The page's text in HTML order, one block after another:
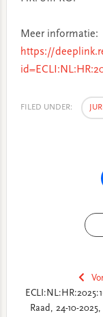
Meer informatie:
https://
FILED UNDER:
Raad, 24-10-